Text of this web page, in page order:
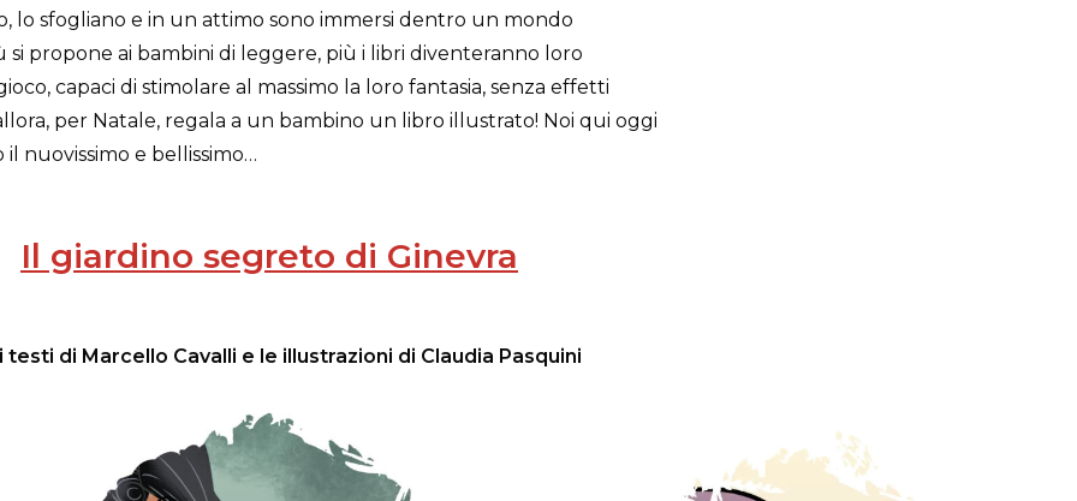
lo sfogliano e in un attimo sono immersi dentro un mondo
si propone ai bambini di leggere, più i libri diventeranno loro
capaci di stimolare al massimo la loro fantasia, senza effetti
per Natale, regala a un bambino un libro illustrato! Noi qui oggi
nuovissimo e bellissimo…
Il giardino segreto di Ginevra
testi di Marcello Cavalli e le illustrazioni di Claudia Pasquini